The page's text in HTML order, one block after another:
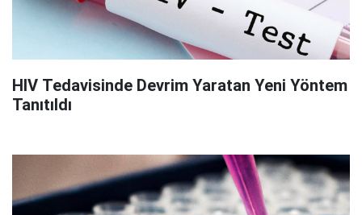
HIV Tedavisinde Devrim Yaratan Yeni Yöntem
Tanıtıldı